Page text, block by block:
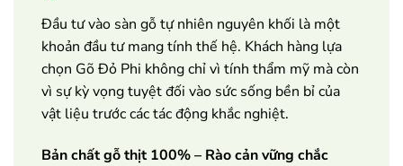
Đầu tư vào sàn gỗ tự nhiên nguyên khối là một
khoản đầu tư mang tính thế hệ. Khách hàng lựa
chọn Gõ Đỏ Phi không chỉ vì tính thẩm mỹ mà còn
vì sự kỳ vọng tuyệt đối vào sức sống bền bỉ của
vật liệu trước các tác động khắc nghiệt.
Bản chất gỗ thịt 100% – Rào cản vững chắc